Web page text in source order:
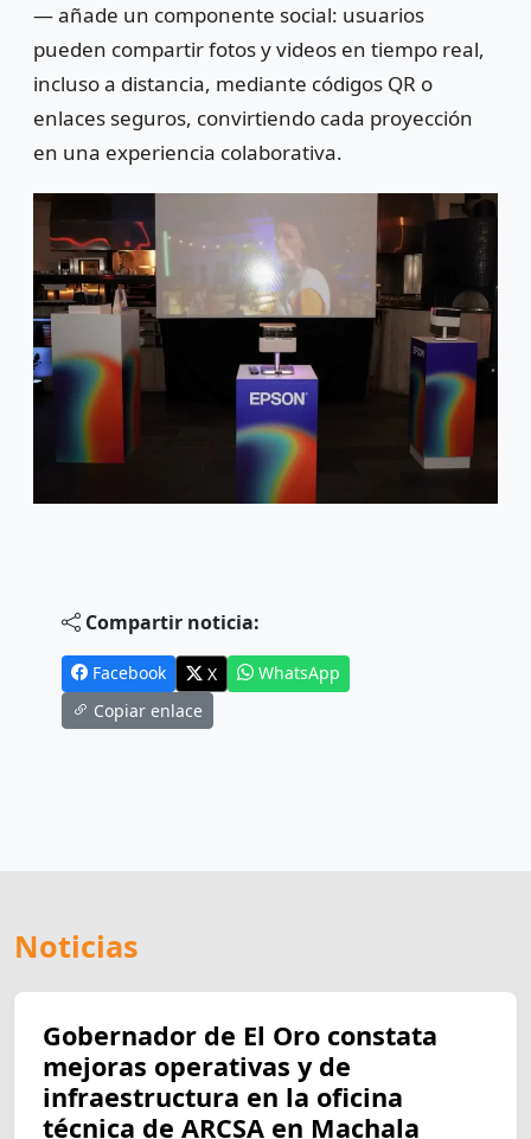
— añade un componente social: usuarios
pueden compartir fotos y videos en tiempo real,
incluso a distancia, mediante códigos QR o
enlaces seguros, convirtiendo cada proyección
en una experiencia colaborativa.
Compartir noticia:
Facebook X
WhatsApp
Copiar enlace
Noticias
Gobernador de El Oro constata
mejoras operativas y de
infraestructura en la oficina
técnica de ARCSA en Machala